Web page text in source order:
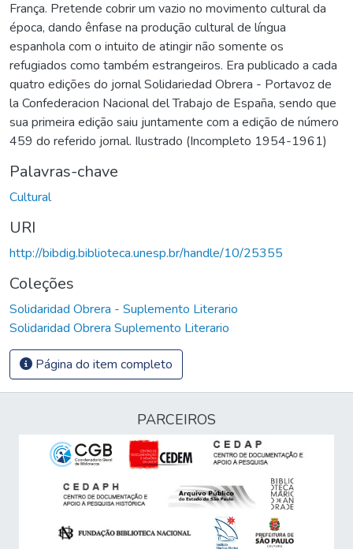
França. Pretende cobrir um vazio no movimento cultural da
época, dando ênfase na produção cultural de língua
espanhola com o intuito de atingir não somente os
refugiados como também estrangeiros. Era publicado a cada
quatro edições do jornal Solidariedad Obrera - Portavoz de
la Confederacion Nacional del Trabajo de España, sendo que
sua primeira edição saiu juntamente com a edição de número
459 do referido jornal. Ilustrado (Incompleto 1954-1961)
Palavras-chave
Cultural
URI
http://bibdig.biblioteca.unesp.br/handle/10/25355
Coleções
Solidaridad Obrera - Suplemento Literario
Solidaridad Obrera Suplemento Literario
Página do item completo
PARCEIROS